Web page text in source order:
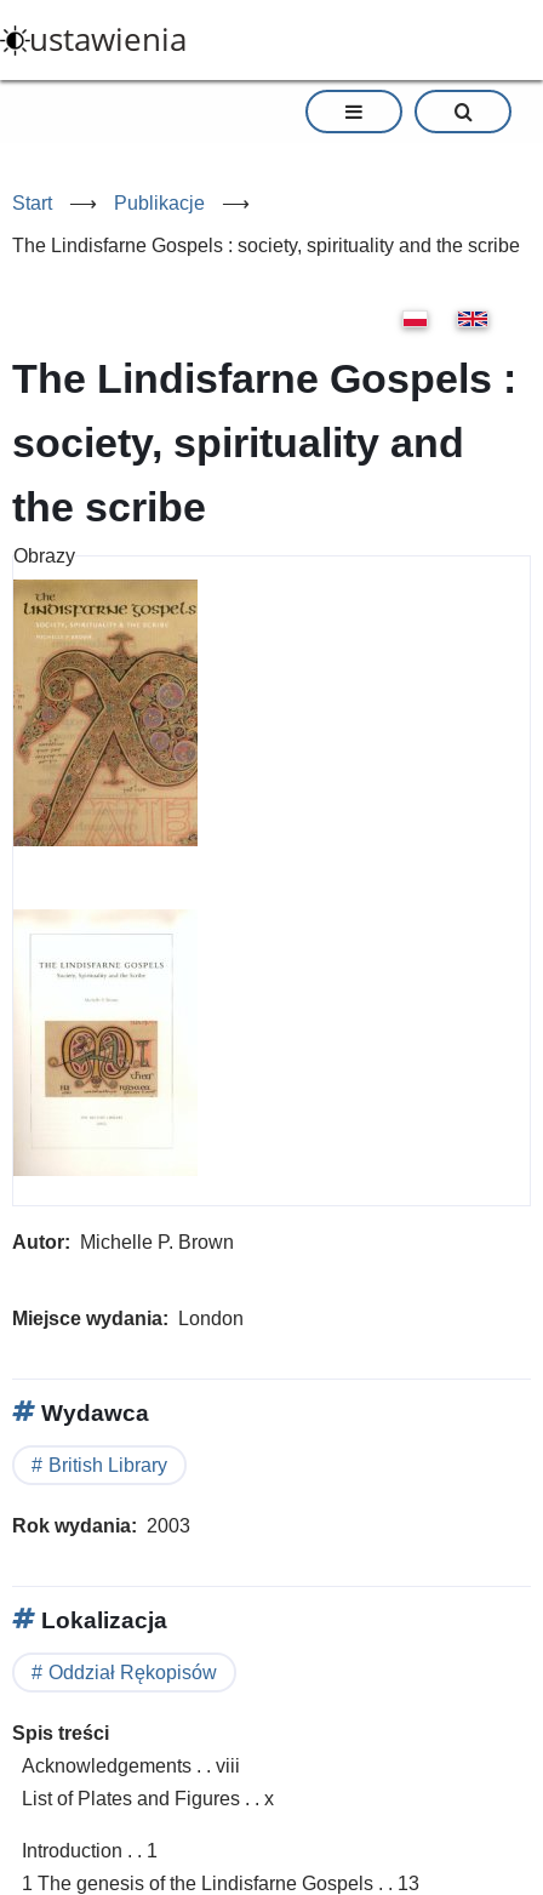
do
treści
ustawienia
Start ⟶ Publikacje ⟶
The Lindisfarne Gospels : society, spirituality and the scribe
The Lindisfarne Gospels :
society, spirituality and
the scribe
Obrazy
Autor Michelle P. Brown
Miejsce wydania London
Wydawca
British Library
Rok wydania 2003
Lokalizacja
Oddział Rękopisów
Spis treści
Acknowledgements . . viii
List of Plates and Figures . . x
Introduction . . 1
1 The genesis of the Lindisfarne Gospels . . 13